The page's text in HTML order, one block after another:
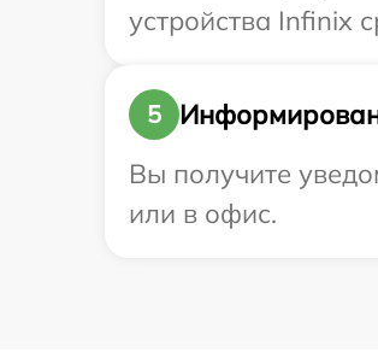
устройства Infinix
5
Вы получите
или в офис.